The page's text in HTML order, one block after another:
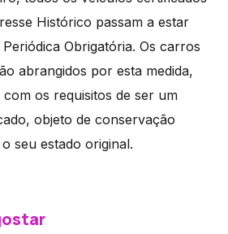
Histórico passam a estar
Obrigatória. Os carros
abrangidos por esta medida,
os requisitos de ser um
objeto de conservação
seu estado original.